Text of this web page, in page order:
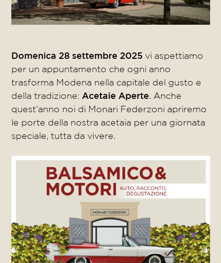
Domenica 28 settembre 2025vi aspettiamo
per un appuntamento che ogni anno
trasforma Modena nella capitale del gusto e
della tradizione: Acetaie Aperte. Anche
quest’anno noi di Monari Federzoni apriremo
le porte della nostra acetaia per una giornata
speciale, tutta da vivere.